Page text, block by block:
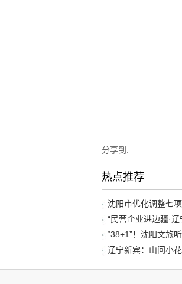
分享到:
热点推荐
沈阳市优化调整七
“民营企业进边疆·
辽宁新宾：山间小